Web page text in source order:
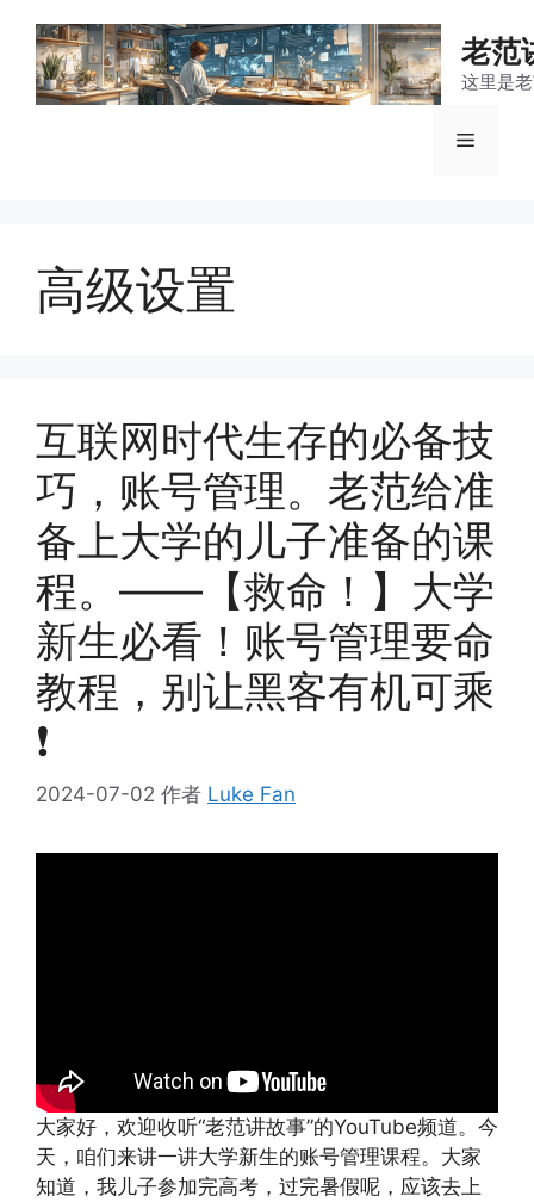
老范
这里是
菜
高级设置
互联网时代生存的必备技
巧，账号管理。老范给准
备上大学的儿子准备的课
程。——【救命！】大学
新生必看！账号管理要命
教程，别让黑客有机可乘
❗
2024-07-02 作者 Luke Fan
大家好，欢迎收听“老范讲故事”的YouTube频道。今
天，咱们来讲一讲大学新生的账号管理课程。大家
知道，我儿子参加完高考，过完暑假呢，应该去上